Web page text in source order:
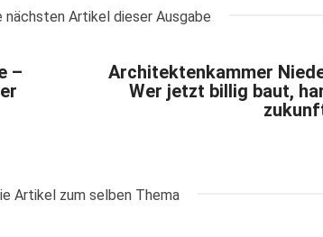
nächsten Artikel dieser Ausgabe
–
Architektenkammer
Wer jetzt billig baut,
Artikel zum selben Thema